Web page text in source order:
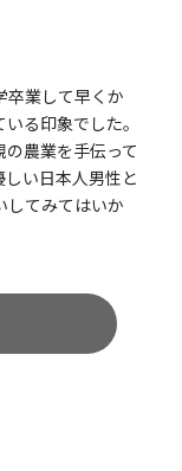
卒業して早くか
る印象でした。
農業を手伝って
い日本人男性と
してみてはいか